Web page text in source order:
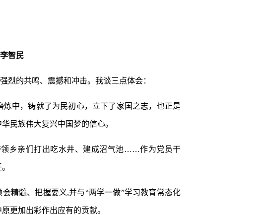
智民
烈的共鸣、震撼和冲击。我谈三点体会：
中，铸就了为民初心，立下了家国之志，也正是
民族伟大复兴中国梦的信心。
乡亲们打出吃水井、建成沼气池……作为党员干
精髓、把握要义,并与“两学一做”学习教育常态化
更加出彩作出应有的贡献。